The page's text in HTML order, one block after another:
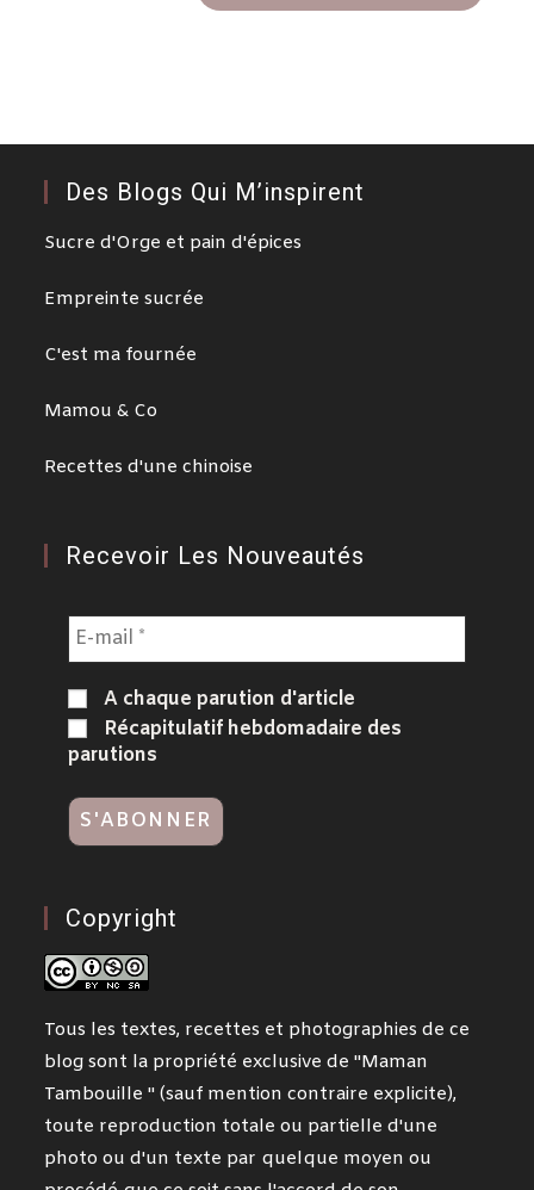
Des Blogs Qui M’inspirent
Sucre d'Orge et pain d'épices
Empreinte sucrée
C'est ma fournée
Mamou & Co
Recettes d'une chinoise
Recevoir Les Nouveautés
A chaque parution d'article
Récapitulatif hebdomadaire des
parutions
Copyright
Tous les textes, recettes et photographies de ce
blog sont la propriété exclusive de "Maman
Tambouille " (sauf mention contraire explicite),
toute reproduction totale ou partielle d'une
photo ou d'un texte par quelque moyen ou